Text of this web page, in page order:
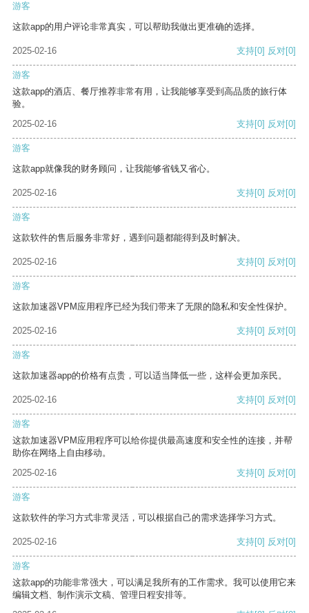
游客
这款app的用户评论非常真实，可以帮助我做出更准确的选择。
2025-02-16 支持[0] 反对[0]
游客
这款app的酒店、餐厅推荐非常有用，让我能够享受到高品质的旅行体
验。
2025-02-16
支持[0] 反对[0]
游客
这款app就像我的财务顾问，让我能够省钱又省心。
2025-02-16 支持[0] 反对[0]
游客
这款软件的售后服务非常好，遇到问题都能得到及时解决。
2025-02-16 支持[0] 反对[0]
游客
这款加速器VPM应用程序已经为我们带来了无限的隐私和安全性保护。
2025-02-16 支持[0] 反对[0]
游客
这款加速器app的价格有点贵，可以适当降低一些，这样会更加亲民。
2025-02-16 支持[0] 反对[0]
游客
这款加速器VPM应用程序可以给你提供最高速度和安全性的连接，并帮
助你在网络上自由移动。
2025-02-16
支持[0] 反对[0]
游客
这款软件的学习方式非常灵活，可以根据自己的需求选择学习方式。
2025-02-16 支持[0] 反对[0]
游客
这款app的功能非常强大，可以满足我所有的工作需求。我可以使用它来
编辑文档、制作演示文稿、管理日程安排等。